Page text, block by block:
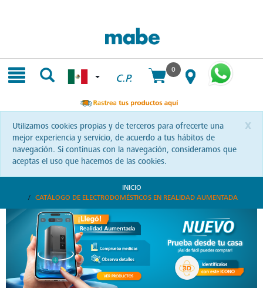
C.P.
0
x
Utilizamos cookies propias y de terceros para ofrecerte una
mejor experiencia y servicio, de acuerdo a tus hábitos de
navegación. Si continuas con la navegación, consideramos que
aceptas el uso que hacemos de las cookies.
INICIO
CATÁLOGO DE ELECTRODOMÉSTICOS EN REALIDAD AUMENTADA